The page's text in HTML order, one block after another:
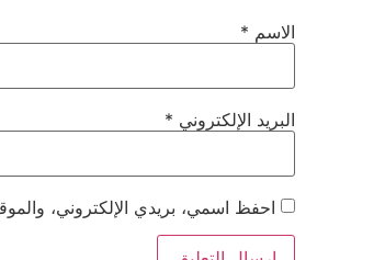
الاسم *
البريد الإلكتروني *
احفظ اسمي، بريدي الإلكتروني،